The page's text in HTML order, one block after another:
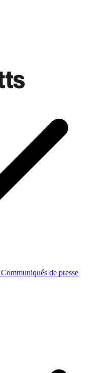
Communiqués de presse